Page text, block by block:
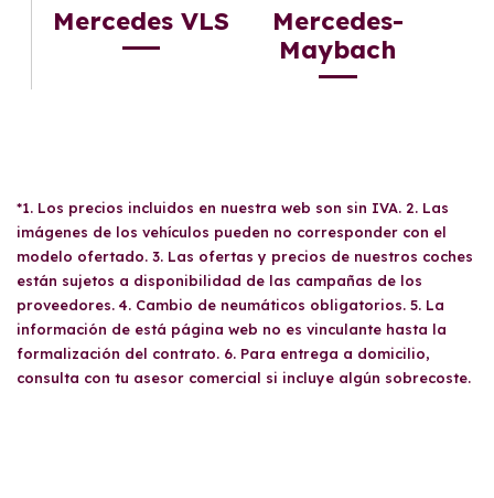
Mercedes VLS
Mercedes-
Maybach
*1. Los precios incluidos en nuestra web son sin IVA. 2. Las
imágenes de los vehículos pueden no corresponder con el
modelo ofertado. 3. Las ofertas y precios de nuestros coches
están sujetos a disponibilidad de las campañas de los
proveedores. 4. Cambio de neumáticos obligatorios. 5. La
información de está página web no es vinculante hasta la
formalización del contrato. 6. Para entrega a domicilio,
consulta con tu asesor comercial si incluye algún sobrecoste.